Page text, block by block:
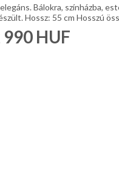
Bálokra, színházba,
Hossz: 55 cm Hosszú
990 HUF